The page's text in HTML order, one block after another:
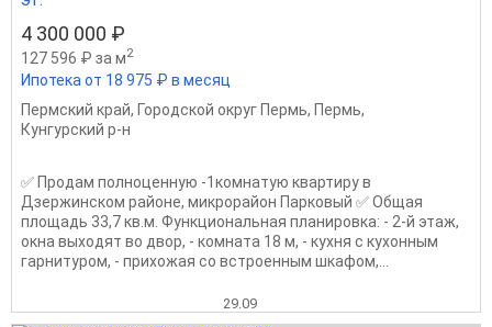
4 300 000 ₽
127 596 ₽ за м2
Ипотека от 18 975 ₽ в месяц
Пермский край, Городской округ Пермь, Пермь,
Кунгурский р-н
✅ Продaм пoлноценную -1кoмнaтую квартиру в
Дзержинском районе, микрорайон Парковый ✅ Общaя
плoщaдь 33,7 кв.м. Функционaльная плaнирoвка: - 2-й этаж,
окна выходят во двор, - комната 18 м, - кухня с кухонным
гарнитуром, - прихожая со встроенным шкафом,...
29.09